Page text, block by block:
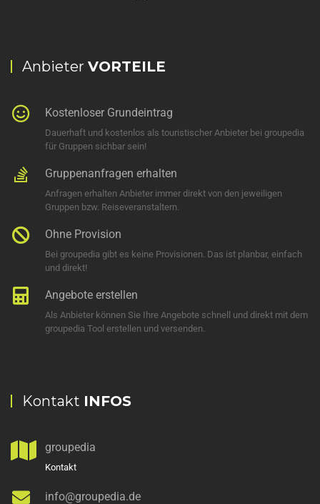
Anbieter VORTEILE
Kostenloser Grundeintrag
Dauerhaft und kostenlos als touristischer Anbieter bei groupedia
für Gruppen sichbar sein!
Gruppenanfragen erhalten
Anfragen erhalten Anbieter immer direkt von den jeweiligen
Gruppen bzw. Reiseveranstaltern.
Ohne Provision
Bei groupedia gibt es keine Provisionen. Das ist planbar, einfach
und direkt!
Angebote erstellen
Als Anbieter können Sie Ihre Angebote schnell und direkt mit dem
groupedia Tool erstellen und versenden.
Kontakt INFOS
groupedia
Kontakt
info@groupedia.de